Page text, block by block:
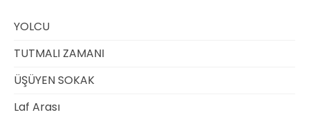
YOLCU
TUTMALI ZAMANI
ÜŞÜYEN SOKAK
Laf Arası